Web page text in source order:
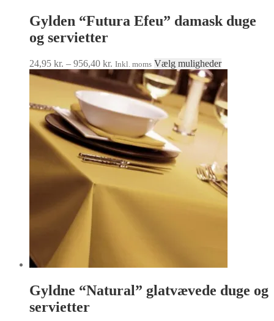
Gylden “Futura Efeu” damask duge
og servietter
24,95 kr. – 956,40 kr. Prisinterval:
24,95 kr.
til
956,40 kr.
Inkl. moms Vælg mulighederDette
har
flere
varianter.
Mulighederne
kan
varesiden
Gyldne “Natural” glatvævede duge og
servietter